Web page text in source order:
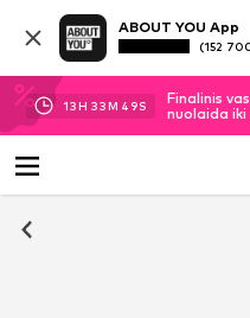
ABOUT YOU App
(152
13H 33M 49S
Finalinis
nuolaida